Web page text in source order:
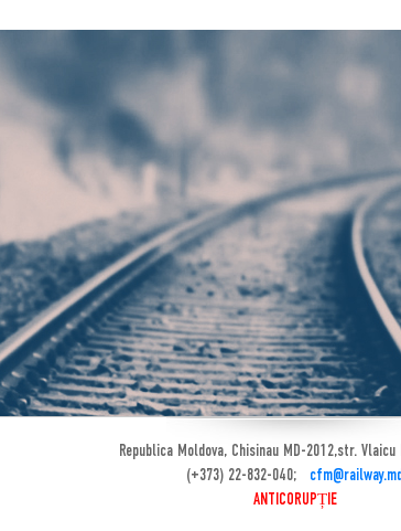
Republica Moldova, Chisinau MD-2012,str.
(+373) 22-832-040; cfm@railway.md
ANTICORUPȚIE